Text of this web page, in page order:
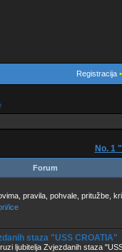
Registracija•
No. 1
Forum
pravila, pohvale, pritužbe,
ice
staza "USS CROATIA"
ljubitelja Zvjezdanih staza